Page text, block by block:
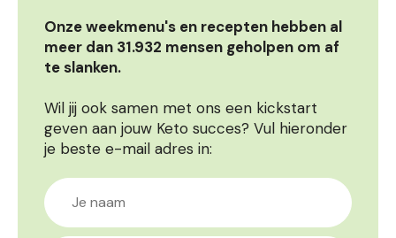
Onze weekmenu's en recepten hebben al
meer dan 31.932 mensen geholpen om af
te slanken.
Wil jij ook samen met ons een kickstart
geven aan jouw Keto succes? Vul hieronder
je beste e-mail adres in: